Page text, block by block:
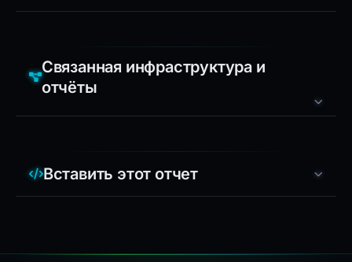
Связанная инфраструктура и
отчёты
Вставить этот отчет